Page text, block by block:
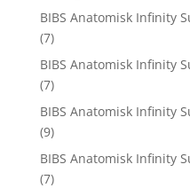
BIBS Anatomisk Infinity
(7)
BIBS Anatomisk Infinity
(7)
BIBS Anatomisk Infinity
(9)
BIBS Anatomisk Infinity
(7)